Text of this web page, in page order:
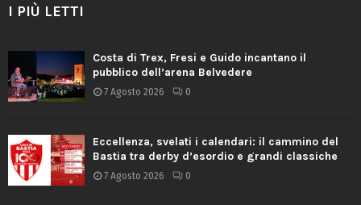
I PIÙ LETTI
Costa di Trex, Fresi e Guido incantano il
pubblico dell’arena Belvedere
7 Agosto 2026 0
Eccellenza, svelati i calendari: il cammino del
Bastia tra derby d’esordio e grandi classiche
7 Agosto 2026 0